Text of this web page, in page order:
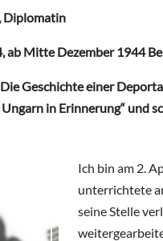
Diplomatin
ab Mitte Dezember 1944
Geschichte einer
in Erinnerung“ und
Ich bin am 2.
unterrichtete
seine Stelle